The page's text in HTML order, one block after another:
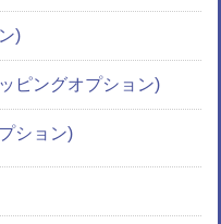
)
ピングオプション)
ション)